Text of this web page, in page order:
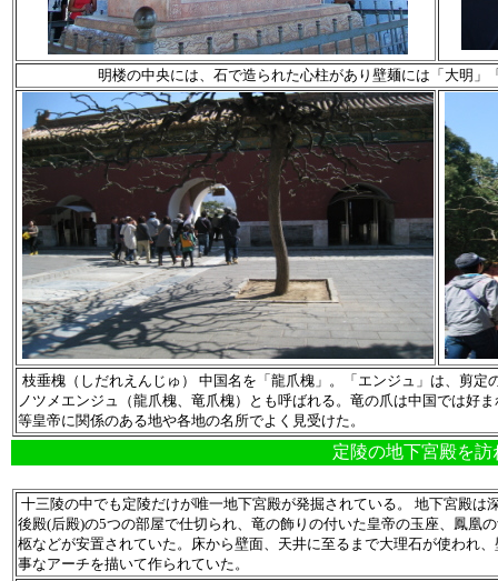
明楼の中央には、石で造られた心柱があり壁麺には「大明」
枝垂槐（しだれえんじゅ） 中国名を「龍爪槐」。「エンジュ」は、剪
ノツメエンジュ（龍爪槐、竜爪槐）とも呼ばれる。竜の爪は中国では好
等皇帝に関係のある地や各地の名所でよく見受けた。
定陵の地下宮殿を訪
十三陵の中でも定陵だけが唯一地下宮殿が発掘されている。 地下宮殿
後殿(后殿)の5つの部屋で仕切られ、竜の飾りの付いた皇帝の玉座、鳳凰
柩などが安置されていた。床から壁面、天井に至るまで大理石が使われ
事なアーチを描いて作られていた。